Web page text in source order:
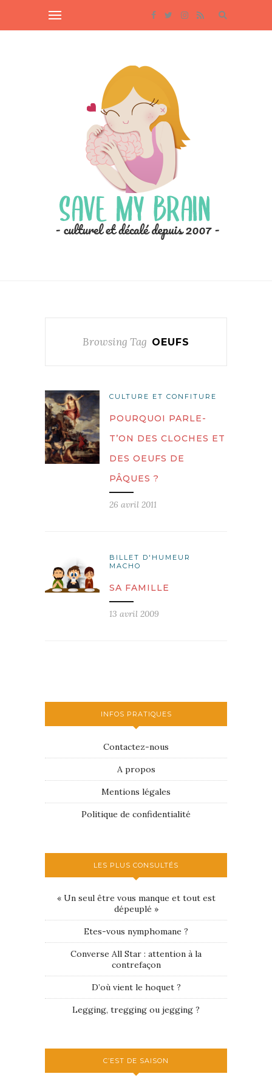
Browsing Tag OEUFS
CULTURE ET CONFITURE
POURQUOI PARLE-
T’ON DES CLOCHES ET
DES OEUFS DE
PÂQUES ?
26 avril 2011
BILLET D'HUMEUR
MACHO
SA FAMILLE
13 avril 2009
INFOS PRATIQUES
Contactez-nous
A propos
Mentions légales
Politique de confidentialité
LES PLUS CONSULTÉS
« Un seul être vous manque et tout est
dépeuplé »
Etes-vous nymphomane ?
Converse All Star : attention à la
contrefaçon
D’où vient le hoquet ?
Legging, tregging ou jegging ?
C’EST DE SAISON